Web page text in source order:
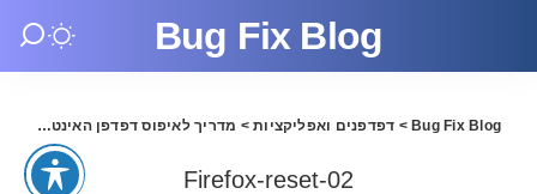
Bug Fix Blog
Bug Fix Blog
> דפדפנים ואפליקציות> מדריך לאיפוס דפדפן האינטרנט
Firefox-reset-02